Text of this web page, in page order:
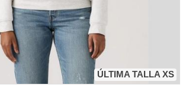
ÚLTIMA TALLA XS